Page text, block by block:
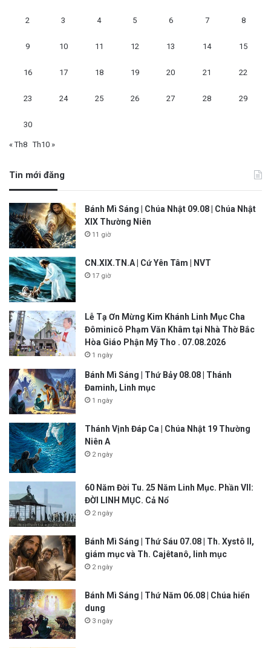
2 3 4 5 6 7 8
9 10 11 12 13 14 15
16 17 18 19 20 21 22
23 24 25 26 27 28 29
30
« Th8 Th10 »
Tin mới đăng
Bánh Mì Sáng | Chúa Nhật 09.08 | Chúa Nhật
XIX Thường Niên
11 giờ
CN.XIX.TN.A | Cứ Yên Tâm | NVT
17 giờ
Lễ Tạ Ơn Mừng Kim Khánh Linh Mục Cha
Đôminicô Phạm Văn Khâm tại Nhà Thờ Bắc
Hòa Giáo Phận Mỹ Tho . 07.08.2026
1 ngày
Bánh Mì Sáng | Thứ Bảy 08.08 | Thánh
Đaminh, Linh mục
1 ngày
Thánh Vịnh Đáp Ca | Chúa Nhật 19 Thường
Niên A
2 ngày
60 Năm Đời Tu. 25 Năm Linh Mục. Phần VII:
ĐỜI LINH MỤC. Cả Nổ
2 ngày
Bánh Mì Sáng | Thứ Sáu 07.08 | Th. Xystô II,
giám mục và Th. Cajêtanô, linh mục
2 ngày
Bánh Mì Sáng | Thứ Năm 06.08 | Chúa hiển
dung
3 ngày